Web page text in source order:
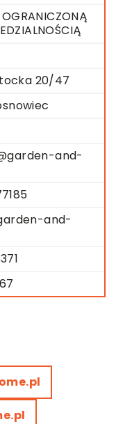
OGRANICZONĄ
20/47
and-
and-